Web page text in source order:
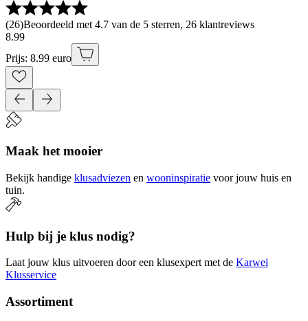
(26)Beoordeeld met 4.7 van de 5 sterren, 26 klantreviews
8.99
Prijs: 8.99 euro
Maak het mooier
Bekijk handige klusadviezen en wooninspiratie voor jouw huis en
tuin.
Hulp bij je klus nodig?
Laat jouw klus uitvoeren door een klusexpert met de Karwei
Klusservice
Assortiment